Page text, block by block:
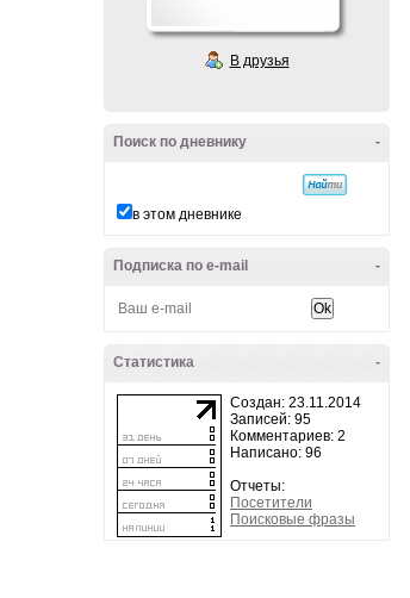
В друзья
-
Поиск по дневнику
в этом дневнике
-
Подписка по e-mail
-
Статистика
Создан: 23.11.2014
Записей: 95
Комментариев: 2
Написано: 96
Отчеты:
Посетители
Поисковые фразы